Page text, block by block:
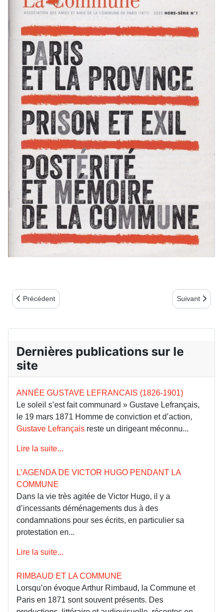
Article précédent : Plaques Sénat : fusillés de la Commune au
Précédent Article
Suivant
Dernières publications sur le
site
ANNÉE GUSTAVE LEFRANCAIS (1826-1901)
Le soleil s’est fait communard » Gustave Lefrançais,
le 19 mars 1871 Homme de conviction et d’action,
Gustave Lefrançais reste un dirigeant méconnu...
Lire la suite...
L’AGENDA DE VICTOR HUGO PENDANT LA
COMMUNE
Dans la vie très agitée de Victor Hugo, il y a
d’incessants déménagements dus à des
condamnations pour ses écrits, en particulier sa
protestation en...
Lire la suite...
RIMBAUD ET LA COMMUNE
Lorsqu’on évoque Arthur Rimbaud, la Commune et
Paris en 1871 sont souvent présents. Des